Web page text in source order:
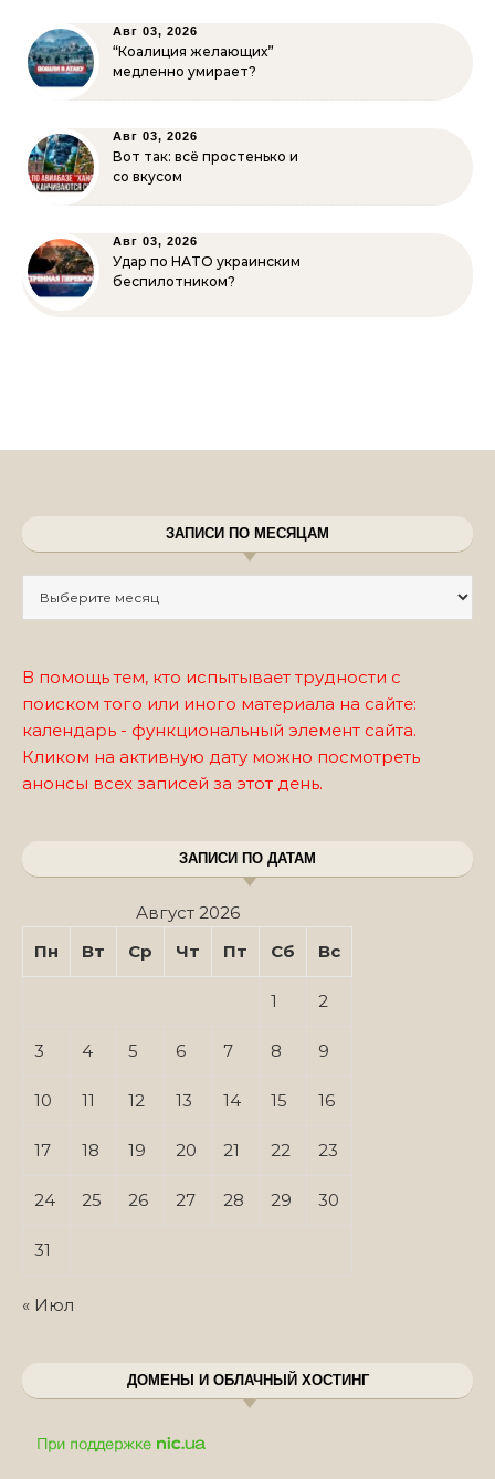
Авг 03, 2026
“Коалиция желающих”
медленно умирает?
Авг 03, 2026
Вот так: всё простенько и
со вкусом
Авг 03, 2026
Удар по НАТО украинским
беспилотником?
ЗАПИСИ ПО МЕСЯЦАМ
В помощь тем, кто испытывает трудности с
поиском того или иного материала на сайте:
календарь - функциональный элемент сайта.
Кликом на активную дату можно посмотреть
анонсы всех записей за этот день.
ЗАПИСИ ПО ДАТАМ
Август 2026
Пн
Вт Ср Чт Пт Сб Вс
1 2
3 4 5 6 7 8 9
10 11 12 13 14 15 16
17 18 19 20 21 22 23
24 25 26 27 28 29 30
31
« Июл
ДОМЕНЫ И ОБЛАЧНЫЙ ХОСТИНГ